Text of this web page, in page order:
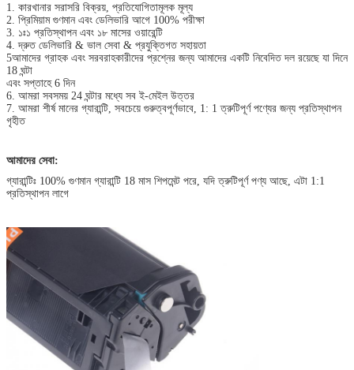
1. কারখানার সরাসরি বিক্রয়, প্রতিযোগিতামূলক মূল্য
2. প্রিমিয়াম গুণমান এবং ডেলিভারি আগে 100% পরীক্ষা
3. ১ঃ১ প্রতিস্থাপন এবং ১৮ মাসের ওয়ারেন্টি
4. দ্রুত ডেলিভারি & ভাল সেবা & প্রযুক্তিগত সহায়তা
5আমাদের গ্রাহক এবং সরবরাহকারীদের প্রশ্নের জন্য আমাদের একটি নিবেদিত দল রয়েছে যা দিনে
18 ঘন্টা
এবং সপ্তাহে 6 দিন
6. আমরা সবসময় 24 ঘন্টার মধ্যে সব ই-মেইল উত্তর
7. আমরা শীর্ষ মানের গ্যারান্টি, সবচেয়ে গুরুত্বপূর্ণভাবে, 1: 1 ত্রুটিপূর্ণ পণ্যের জন্য প্রতিস্থাপন
গৃহীত
আমাদের সেবা:
গ্যারান্টিঃ 100% গুণমান গ্যারান্টি 18 মাস শিপমেন্ট পরে, যদি ত্রুটিপূর্ণ পণ্য আছে, এটা 1:1
প্রতিস্থাপন লাগে